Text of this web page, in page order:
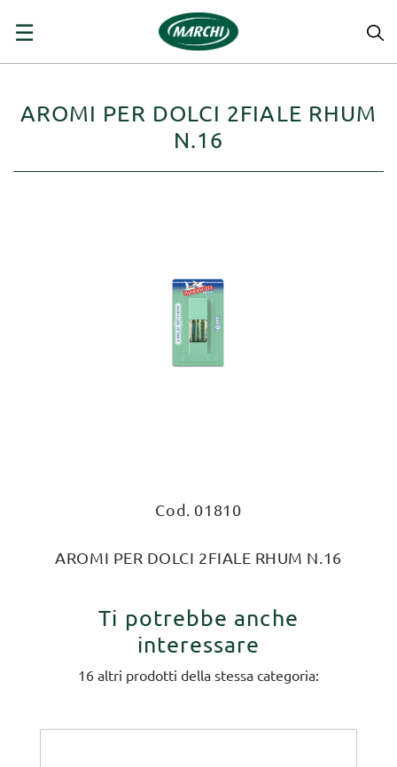
navigazione
☰
AROMI PER DOLCI 2FIALE RHUM
N.16
Cod. 01810
AROMI PER DOLCI 2FIALE RHUM N.16
Ti potrebbe anche
interessare
16 altri prodotti della stessa categoria: